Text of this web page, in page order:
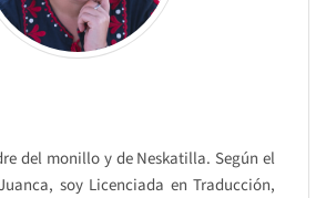
del monillo y de Neskatilla. Según el
soy Licenciada en Traducción,